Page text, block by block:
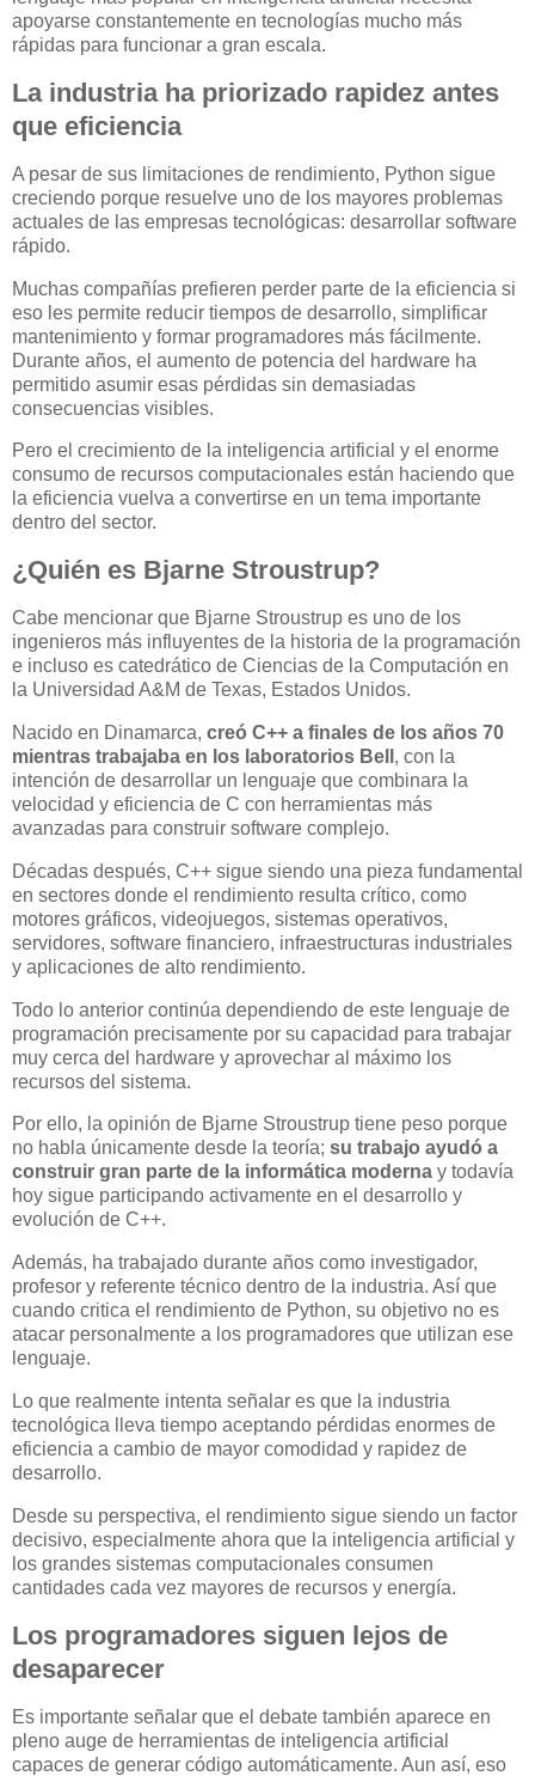
apoyarse constantemente en tecnologías mucho más
rápidas para funcionar a gran escala.
La industria ha priorizado rapidez antes
que eficiencia
A pesar de sus limitaciones de rendimiento, Python sigue
creciendo porque resuelve uno de los mayores problemas
actuales de las empresas tecnológicas: desarrollar software
rápido.
Muchas compañías prefieren perder parte de la eficiencia si
eso les permite reducir tiempos de desarrollo, simplificar
mantenimiento y formar programadores más fácilmente.
Durante años, el aumento de potencia del hardware ha
permitido asumir esas pérdidas sin demasiadas
consecuencias visibles.
Pero el crecimiento de la inteligencia artificial y el enorme
consumo de recursos computacionales están haciendo que
la eficiencia vuelva a convertirse en un tema importante
dentro del sector.
¿Quién es Bjarne Stroustrup?
Cabe mencionar que Bjarne Stroustrup es uno de los
ingenieros más influyentes de la historia de la programación
e incluso es catedrático de Ciencias de la Computación en
la Universidad A&M de Texas, Estados Unidos.
Nacido en Dinamarca, creó C++ a finales de los años 70
mientras trabajaba en los laboratorios Bell , con la
intención de desarrollar un lenguaje que combinara la
velocidad y eficiencia de C con herramientas más
avanzadas para construir software complejo.
Décadas después, C++ sigue siendo una pieza fundamental
en sectores donde el rendimiento resulta crítico, como
motores gráficos, videojuegos, sistemas operativos,
servidores, software financiero, infraestructuras industriales
y aplicaciones de alto rendimiento.
Todo lo anterior continúa dependiendo de este lenguaje de
programación precisamente por su capacidad para trabajar
muy cerca del hardware y aprovechar al máximo los
recursos del sistema.
Por ello, la opinión de Bjarne Stroustrup tiene peso porque
no habla únicamente desde la teoría; su trabajo ayudó a
construir gran parte de la informática moderna y todavía
hoy sigue participando activamente en el desarrollo y
evolución de C++.
Además, ha trabajado durante años como investigador,
profesor y referente técnico dentro de la industria. Así que
cuando critica el rendimiento de Python, su objetivo no es
atacar personalmente a los programadores que utilizan ese
lenguaje.
Lo que realmente intenta señalar es que la industria
tecnológica lleva tiempo aceptando pérdidas enormes de
eficiencia a cambio de mayor comodidad y rapidez de
desarrollo.
Desde su perspectiva, el rendimiento sigue siendo un factor
decisivo, especialmente ahora que la inteligencia artificial y
los grandes sistemas computacionales consumen
cantidades cada vez mayores de recursos y energía.
Los programadores siguen lejos de
desaparecer
Es importante señalar que el debate también aparece en
pleno auge de herramientas de inteligencia artificial
capaces de generar código automáticamente. Aun así, eso